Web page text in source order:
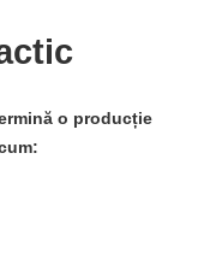
o producție